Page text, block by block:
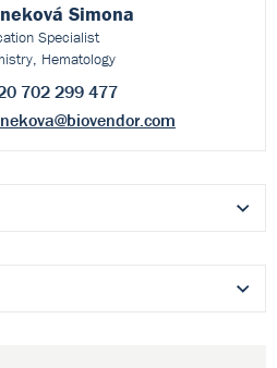
Simona
Specialist
Hematology
702 299 477
@biovendor.com